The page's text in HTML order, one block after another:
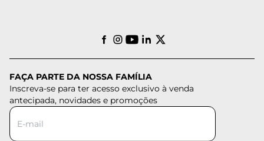
FAÇA PARTE DA NOSSA FAMÍLIA
Inscreva-se para ter acesso exclusivo à venda
antecipada, novidades e promoções